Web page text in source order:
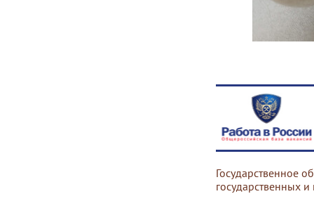
Государственное
государственных